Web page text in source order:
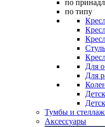
по
по типу
Для
Для
Тумбы и
Аксессуары